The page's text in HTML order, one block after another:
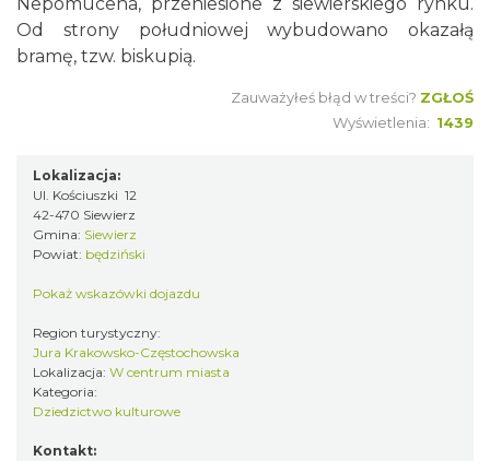
Od strony południowej wybudowano okazałą
bramę, tzw. biskupią.
Zauważyłeś błąd w treści? ZGŁOŚ
Wyświetlenia: 1439
Lokalizacja:
Ul. Kościuszki 12
42-470 Siewierz
Gmina: Siewierz
Powiat: będziński
Pokaż wskazówki dojazdu
Region turystyczny:
Jura Krakowsko-Częstochowska
Lokalizacja: W centrum miasta
Kategoria:
Dziedzictwo kulturowe
Kontakt: